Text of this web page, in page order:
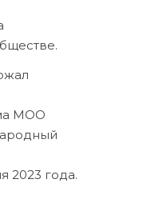
МОО
2023 года.